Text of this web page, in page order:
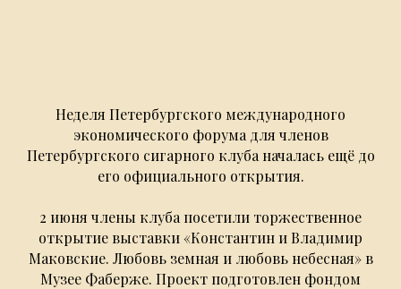
Неделя Петербургского международного
экономического форума для членов
Петербургского сигарного клуба началась ещё до
его официального открытия.
2 июня члены клуба посетили торжественное
открытие выставки «Константин и Владимир
Маковские. Любовь земная и любовь небесная» в
Музее Фаберже. Проект подготовлен фондом